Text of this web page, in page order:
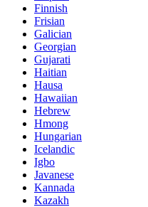
Finnish
Frisian
Galician
Georgian
Gujarati
Haitian
Hausa
Hawaiian
Hebrew
Hmong
Hungarian
Icelandic
Igbo
Javanese
Kannada
Kazakh